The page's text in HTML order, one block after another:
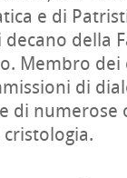
e di
della
Membro dei
di
di